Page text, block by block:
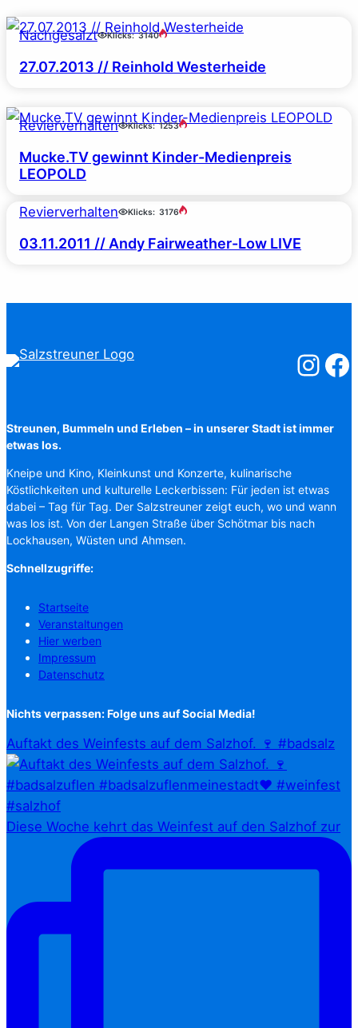
Nachgesalzt Klicks: 3140
27.07.2013 // Reinhold Westerheide
Revierverhalten Klicks: 1253
Mucke.TV gewinnt Kinder-Medienpreis
LEOPOLD
Revierverhalten Klicks: 3176
03.11.2011 // Andy Fairweather-Low LIVE
Streunen, Bummeln und Erleben – in unserer Stadt ist immer
etwas los.
Kneipe und Kino, Kleinkunst und Konzerte, kulinarische
Köstlichkeiten und kulturelle Leckerbissen: Für jeden ist etwas
dabei – Tag für Tag. Der Salzstreuner zeigt euch, wo und wann
was los ist. Von der Langen Straße über Schötmar bis nach
Lockhausen, Wüsten und Ahmsen.
Schnellzugriffe:
Startseite
Veranstaltungen
Hier werben
Impressum
Datenschutz
Nichts verpassen: Folge uns auf Social Media!
Auftakt des Weinfests auf dem Salzhof. 🍷 #badsalz
Diese Woche kehrt das Weinfest auf den Salzhof zur